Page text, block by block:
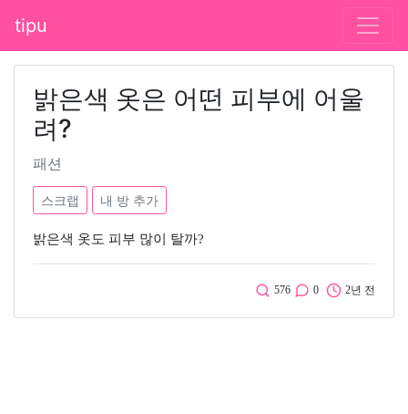
tipu
밝은색 옷은 어떤 피부에 어울
려?
패션
스크랩 내 방 추가
밝은색 옷도 피부 많이 탈까?
576 0 2년 전